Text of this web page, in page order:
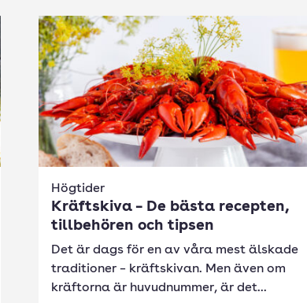
Högtider
Kräftskiva – De bästa recepten,
tillbehören och tipsen
Det är dags för en av våra mest älskade
traditioner – kräftskivan. Men även om
kräftorna är huvudnummer, är det...